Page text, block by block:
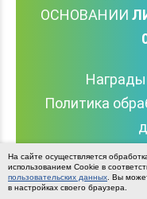
ОСНОВАНИИ
Награды
Политика
На сайте осуществляется
использованием Cookie в
пользовательских данных . Вы
в настройках своего браузера.